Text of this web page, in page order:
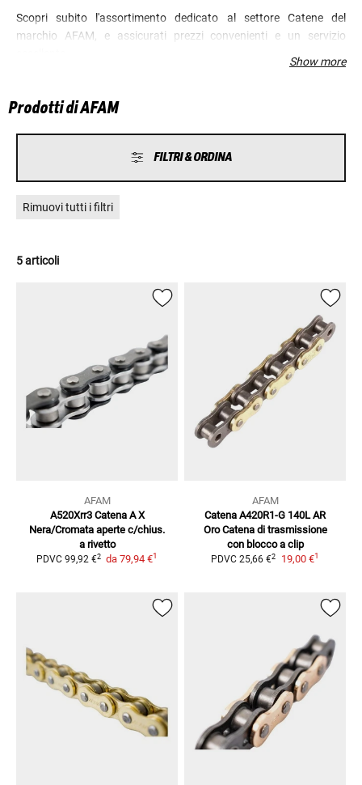
Scopri subito l'assortimento dedicato al settore Catene del
marchio AFAM, e assicurati prezzi convenienti e un servizio
Show more
Prodotti di AFAM
FILTRI & ORDINA
Rimuovi tutti i filtri
5 articoli
AFAM
A520Xrr3 Catena A X
Nera/Cromata aperte c/chius.
a rivetto
PDVC 99,92 €2 da 79,94 €1
AFAM
Catena A420R1-G 140L AR
Oro Catena di trasmissione
con blocco a clip
PDVC 25,66 €2 19,00 €1